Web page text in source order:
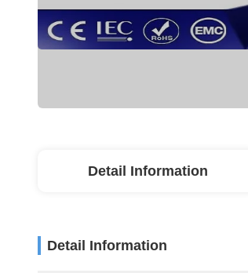
Detail Information
Detail Information